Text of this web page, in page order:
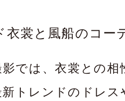
衣裳と風船のコー
では、衣裳との
トレンドのドレ